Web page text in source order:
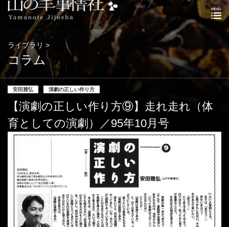
ライブラリ >
コラム
安田雅弘 演劇の正しい作り方
【演劇の正しい作り方⑨】走れ走れ（体
育としての演劇）／95年10月号